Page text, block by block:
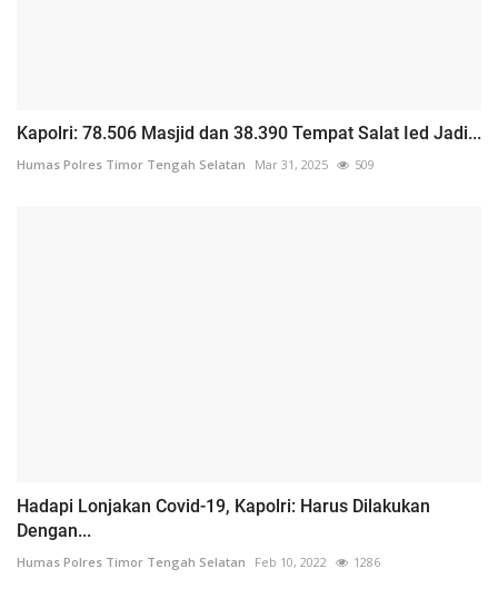
Kapolri: 78.506 Masjid dan 38.390 Tempat Salat Ied Jadi...
Humas Polres Timor Tengah Selatan Mar 31, 2025 509
Hadapi Lonjakan Covid-19, Kapolri: Harus Dilakukan
Dengan...
Humas Polres Timor Tengah Selatan Feb 10, 2022 1286